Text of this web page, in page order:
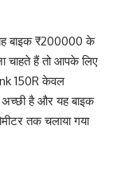
बाइक ₹200000 के
चाहते हैं तो आपके लिए
150R केवल
अच्छी है और यह बाइक
तक चलाया गया